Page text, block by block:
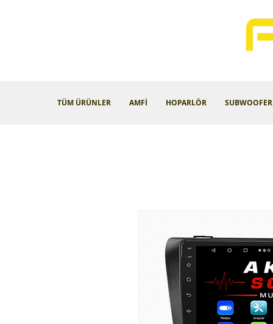
TÜM ÜRÜNLER AMFİ HOPARLÖR SUBWOOFER